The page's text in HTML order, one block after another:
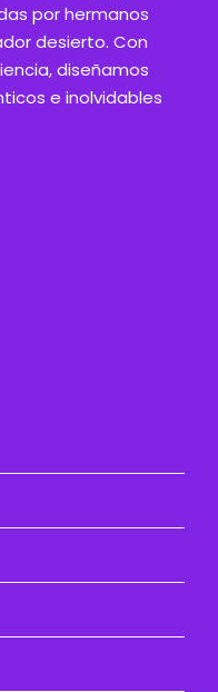
por hermanos
desierto. Con
diseñamos
e inolvidables